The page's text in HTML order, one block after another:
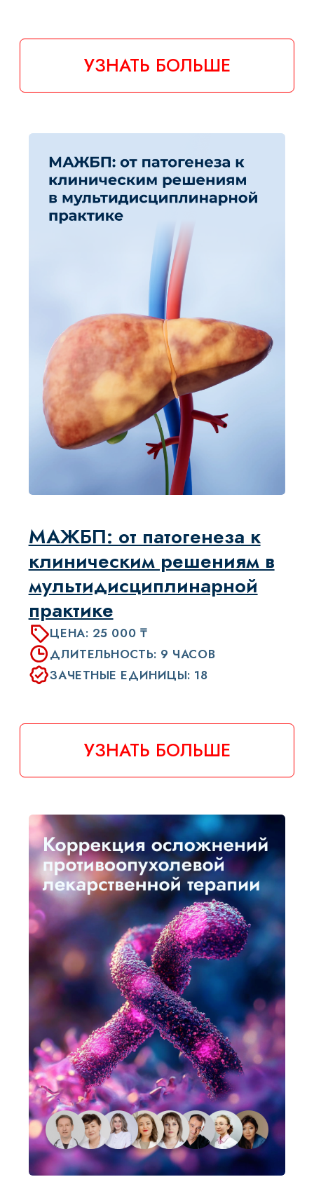
УЗНАТЬ БОЛЬШЕ
Ожирение
ЦЕНА: 25 000 ₸
ДЛИТЕЛЬНОСТЬ: 12 ЧАСОВ
ЗАЧЕТНЫЕ ЕДИНИЦЫ: 12
Тиреоидология
ЦЕНА: 25 000 ₸
ДЛИТЕЛЬНОСТЬ: 9 ЧАСОВ
ЗАЧЕТНЫЕ ЕДИНИЦЫ: 9
УЗНАТЬ БОЛЬШЕ
ДЛИТЕЛЬНОСТЬ: 12 ЧАСОВ
ЗАЧЕТНЫЕ ЕДИНИЦЫ: 12